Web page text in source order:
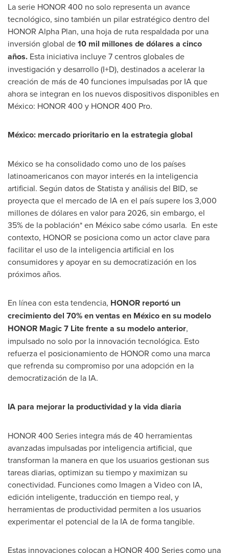
La serie HONOR 400 no solo representa un avance
tecnológico, sino también un pilar estratégico dentro del
HONOR Alpha Plan, una hoja de ruta respaldada por una
inversión global de10 mil millones de dólares a cinco
años. Esta iniciativa incluye 7 centros globales de
investigación y desarrollo (I+D), destinados a acelerar la
creación de más de 40 funciones impulsadas por IA que
ahora se integran en los nuevos dispositivos disponibles en
México: HONOR 400 y HONOR 400 Pro.
México: mercado prioritario en la estrategia global
México se ha consolidado como uno de los países
latinoamericanos con mayor interés en la inteligencia
artificial. Según datos de Statista y análisis del BID, se
proyecta que el mercado de IA en el país supere los 3,000
millones de dólares en valor para 2026, sin embargo, el
35% de la población* en México sabe cómo usarla. En este
contexto, HONOR se posiciona como un actor clave para
facilitar el uso de la inteligencia artificial en los
consumidores y apoyar en su democratización en los
próximos años.
En línea con esta tendencia, HONOR reportó un
crecimiento del 70% en ventas en México en su modelo
HONOR Magic 7 Lite frente a su modelo anterior,
impulsado no solo por la innovación tecnológica. Esto
refuerza el posicionamiento de HONOR como una marca
que refrenda su compromiso por una adopción en la
democratización de la IA.
IA para mejorar la productividad y la vida diaria
HONOR 400 Series integra más de 40 herramientas
avanzadas impulsadas por inteligencia artificial, que
transforman la manera en que los usuarios gestionan sus
tareas diarias, optimizan su tiempo y maximizan su
conectividad. Funciones como Imagen a Video con IA,
edición inteligente, traducción en tiempo real, y
herramientas de productividad permiten a los usuarios
experimentar el potencial de la IA de forma tangible.
Estas innovaciones colocan a HONOR 400 Series como una